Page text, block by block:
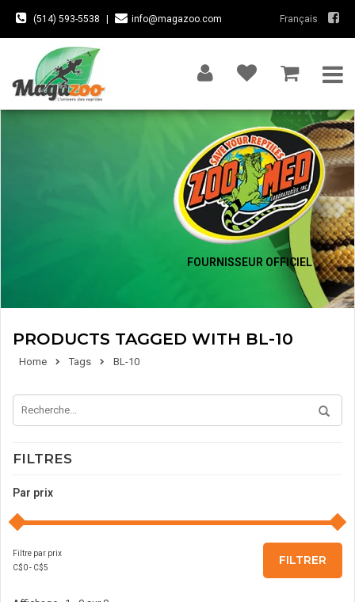
(514) 593-5538 info@magazoo.com Français
FOURNISSEUR OFFICIEL
PRODUCTS TAGGED WITH BL-10
Home Tags BL-10
FILTRES
Par prix
Filtre par prix
C$0- C$5
FILTRER